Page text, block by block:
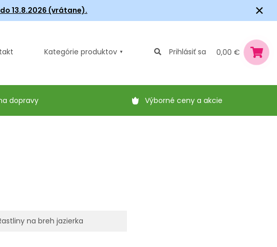
13.8.2026 (vrátane). ×
Kategórie produktov Prihlásiť sa 0,00 €
dopravy Výborné ceny a akcie
na breh jazierka